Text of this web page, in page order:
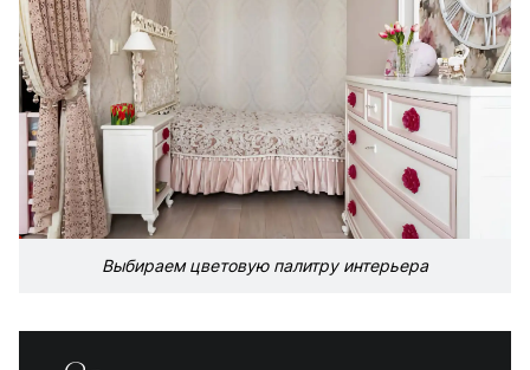
Выбираем цветовую палитру интерьера